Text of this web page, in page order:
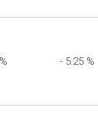
- 5.25 %